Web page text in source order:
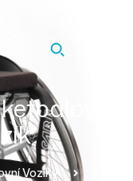
Vozíky